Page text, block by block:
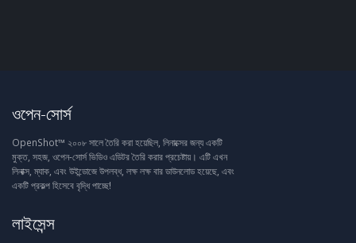
ওপেন-সোর্স
OpenShot™ ২০০৮ সালে তৈরি করা হয়েছিল, লিনাক্সের জন্য একটি
মুক্ত, সহজ, ওপেন-সোর্স ভিডিও এডিটর তৈরি করার প্রচেষ্টায়। এটি এখন
লিনাক্স, ম্যাক, এবং উইন্ডোজে উপলব্ধ, লক্ষ লক্ষ বার ডাউনলোড হয়েছে, এবং
একটি প্রকল্প হিসেবে বৃদ্ধি পাচ্ছে!
লাইসেন্স